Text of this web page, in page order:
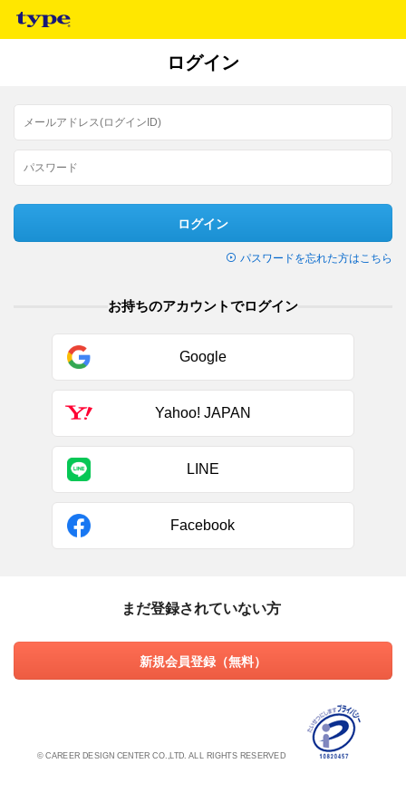
ログイン
ログイン
パスワードを忘れた方はこちら
お持ちのアカウントでログイン
Google
Yahoo! JAPAN
LINE
Facebook
まだ登録されていない方
新規会員登録（無料）
© CAREER DESIGN CENTER CO.,LTD. ALL RIGHTS RESERVED